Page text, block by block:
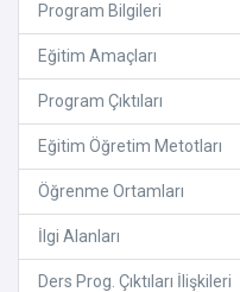
Program Bilgileri
Eğitim Amaçları
Program Çıktıları
Eğitim Öğretim Metotları
Öğrenme Ortamları
İlgi Alanları
Ders Prog. Çıktıları İlişkileri